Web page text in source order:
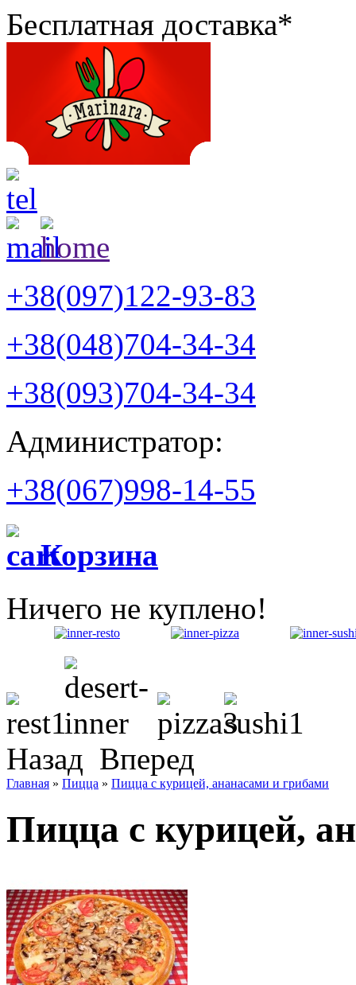
Бесплатная доставка*
+38(097)122-93-83
+38(048)704-34-34
+38(093)704-34-34
Администратор:
+38(067)998-14-55
Корзина
Ничего не куплено!
Назад Вперед
Главная » Пицца » Пицца с курицей, ананасами и грибами
Пицца с курицей,